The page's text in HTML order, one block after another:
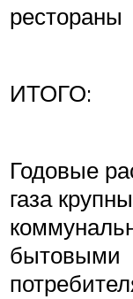
рестораны
ИТОГО:
Годовые
газа
бытовыми